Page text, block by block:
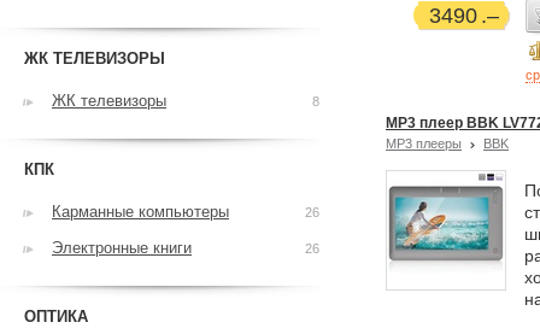
3490
MP3 плеер BBK
MP3 плееры BBK
ЖК ТЕЛЕВИЗОРЫ
ЖК телевизоры 8
КПК
Карманные компьютеры 26
Электронные книги 26
ОПТИКА